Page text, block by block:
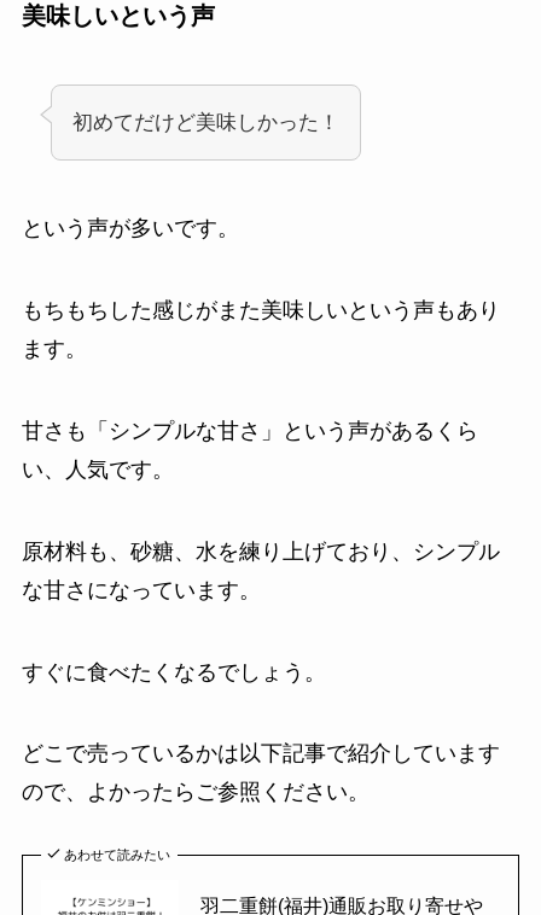
美味しいという声
初めてだけど美味しかった！
という声が多いです。
もちもちした感じがまた美味しいという声もあり
ます。
甘さも「シンプルな甘さ」という声があるくら
い、人気です。
原材料も、砂糖、水を練り上げており、シンプル
な甘さになっています。
すぐに食べたくなるでしょう。
どこで売っているかは以下記事で紹介しています
ので、よかったらご参照ください。
あわせて読みたい
羽二重餅(福井)通販お取り寄せや